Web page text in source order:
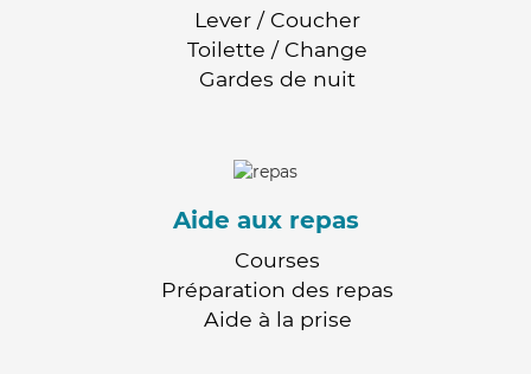
Lever / Coucher
Toilette / Change
Gardes de nuit
Aide aux repas
Courses
Préparation des repas
Aide à la prise